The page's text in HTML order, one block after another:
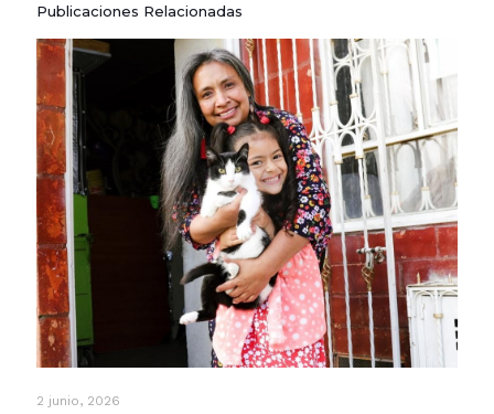
Publicaciones Relacionadas
2 junio, 2026